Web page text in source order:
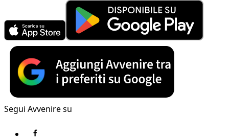
Segui Avvenire su